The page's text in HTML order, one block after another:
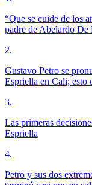
“Que se cuide de los
padre de Abelardo De
2.
Gustavo Petro se
Espriella en Cali; esto
3.
Las primeras
Espriella
4.
Petro y sus dos